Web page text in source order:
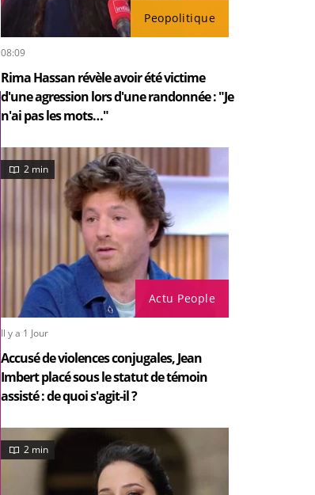
Peopolitique
08:09
Rima Hassan révèle avoir été victime
d'une agression lors d'une randonnée : "Je
n'ai pas les mots…"
Actu People
2 min
Il y a 1 Jour
Accusé de violences conjugales, Jean
Imbert placé sous le statut de témoin
assisté : de quoi s'agit-il ?
2 min